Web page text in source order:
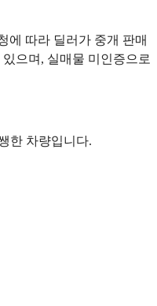
에 따라 딜러가 중개 판매
으며, 실매물 미인증으로
한 차량입니다.